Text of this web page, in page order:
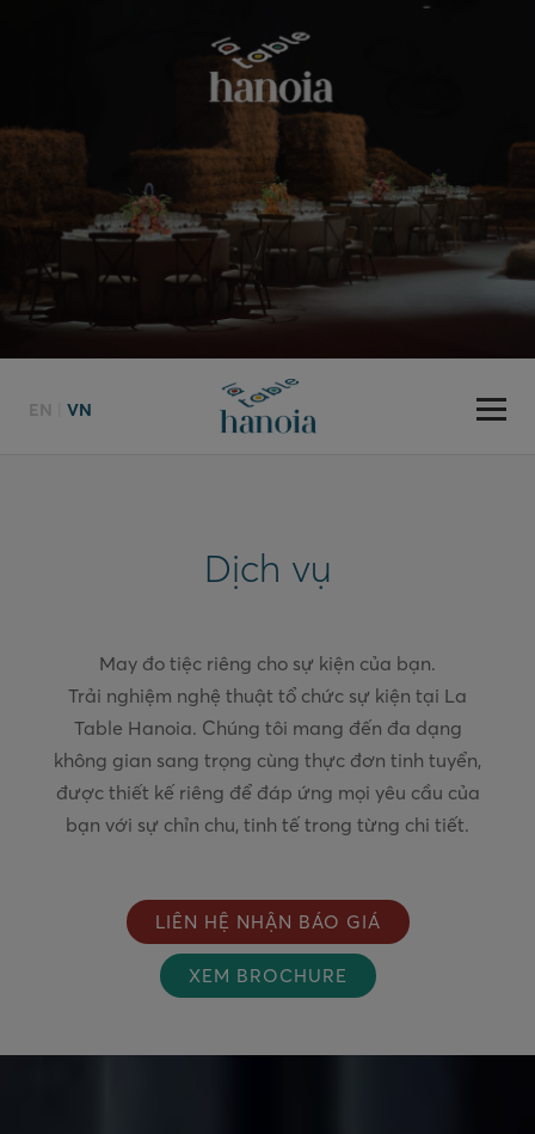
EN VN
Dịch vụ
May đo tiệc riêng cho sự kiện của bạn.
Trải nghiệm nghệ thuật tổ chức sự kiện tại La
Table Hanoia. Chúng tôi mang đến đa dạng
không gian sang trọng cùng thực đơn tinh tuyển,
được thiết kế riêng để đáp ứng mọi yêu cầu của
LIÊN HỆ NHẬN BÁO GIÁ
XEM BROCHURE